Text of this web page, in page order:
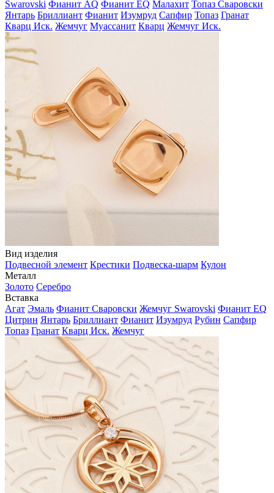
Swarovski Фианит AQ Фианит EQ Малахит Топаз Сваровски
Янтарь Бриллиант Фианит Изумруд Сапфир Топаз Гранат
Кварц Иск. Жемчуг Муассанит Кварц Жемчуг Иск.
Вид изделия
Подвесной элемент Крестики Подвеска-шарм Кулон
Металл
Золото Серебро
Вставка
Агат Эмаль Фианит Сваровски Жемчуг Swarovski Фианит EQ
Цитрин Янтарь Бриллиант Фианит Изумруд Рубин Сапфир
Топаз Гранат Кварц Иск. Жемчуг